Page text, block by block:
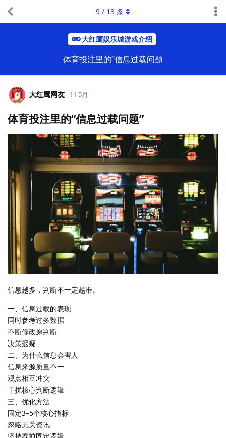
大红鹰娱乐城游戏介绍
体育投注里的“信息过载问题
9 / 13 条
大红鹰网友 11 5月
体育投注里的“信息过载问题”
信息越多，判断不一定越准。
一、信息过载的表现
同时参考过多数据
不断修改原判断
决策迟疑
二、为什么信息会害人
信息来源质量不一
观点相互冲突
干扰核心判断逻辑
三、优化方法
固定3–5个核心指标
忽略无关资讯